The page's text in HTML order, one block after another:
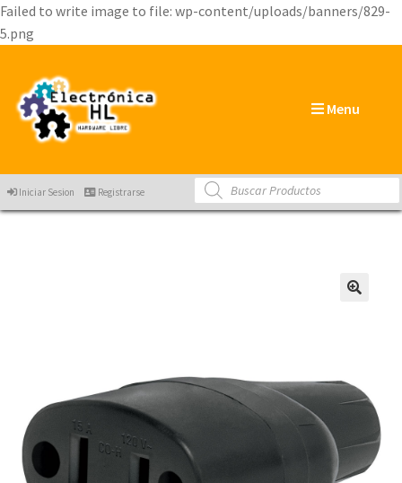
Failed to write image to file: wp-content/uploads/banners/829-
5.png
Menu
Products
search
Iniciar Sesion Registrarse